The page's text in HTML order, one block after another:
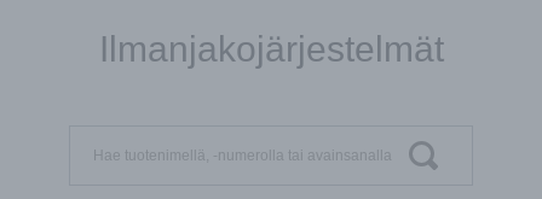
Ilmanjakojärjestelmät